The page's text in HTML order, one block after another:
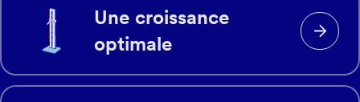
Une croissance
optimale